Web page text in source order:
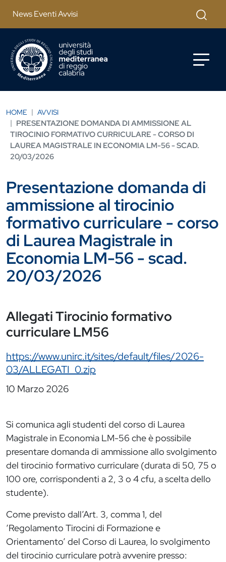
News Eventi Avvisi Cerca
HOME AVVISI
PRESENTAZIONE DOMANDA DI AMMISSIONE AL
TIROCINIO FORMATIVO CURRICULARE - CORSO DI
LAUREA MAGISTRALE IN ECONOMIA LM-56 - SCAD.
20/03/2026
Presentazione domanda di
ammissione al tirocinio
formativo curriculare - corso
di Laurea Magistrale in
Economia LM-56 - scad.
20/03/2026
Allegati Tirocinio formativo
curriculare LM56
https://www.unirc.it/sites/default/files/2026-
03/ALLEGATI_0.zip
10 Marzo 2026
Si comunica agli studenti del corso di Laurea
Magistrale in Economia LM-56 che è possibile
presentare domanda di ammissione allo svolgimento
del tirocinio formativo curriculare (durata di 50, 75 o
100 ore, corrispondenti a 2, 3 o 4 cfu, a scelta dello
studente).
Come previsto dall’Art. 3, comma 1, del
‘Regolamento Tirocini di Formazione e
Orientamento’ del Corso di Laurea, lo svolgimento
del tirocinio curriculare potrà avvenire presso: